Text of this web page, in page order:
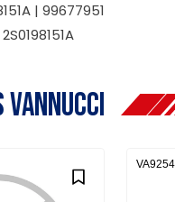
| 99677951
VA9254